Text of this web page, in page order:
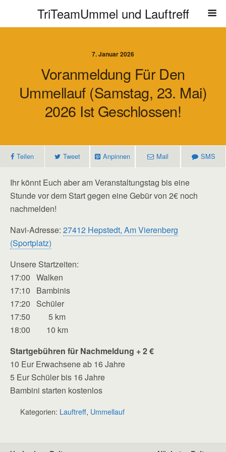
TriTeamUmmel und Lauftreff
7. Januar 2026
Voranmeldung Für Den
Ummellauf (Samstag, 23. Mai)
2026 Ist Geschlossen!
Teilen Tweet Anpinnen Mail SMS
Ihr könnt Euch aber am Veranstaltungstag bis eine
Stunde vor dem Start gegen eine Gebür von 2€ noch
nachmelden!
Navi-Adresse: 27412 Hepstedt, Am Vierenberg
(Sportplatz)
Unsere Startzeiten:
17:00 Walken
17:10 Bambinis
17:20 Schüler
17:50 5 km
18:00 10 km
Startgebühren für Nachmeldung + 2 €
10 Eur Erwachsene ab 16 Jahre
5 Eur Schüler bis 16 Jahre
Bambini starten kostenlos
Kategorien: Lauftreff, Ummellauf